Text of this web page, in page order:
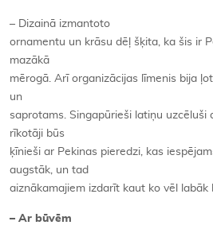
– Dizainā izmantoto
ornamentu un krāsu dēļ šķita, ka šis ir
mazākā
mērogā. Arī organizācijas līmenis bija
un
saprotams. Singapūrieši latiņu uzcēluši
rīkotāji būs
ķīnieši ar Pekinas pieredzi, kas
augstāk, un tad
aiznākamajiem izdarīt kaut ko vēl labāk
– Ar būvēm